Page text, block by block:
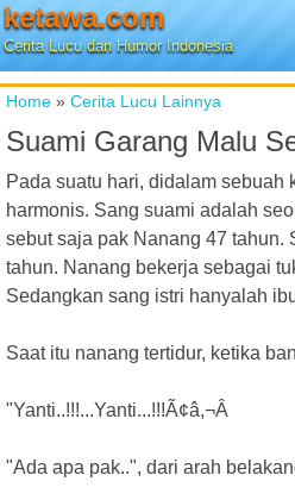
ketawa.com
Cerita Lucu dan Humor Indonesia
Home » Cerita Lucu Lainnya
Suami Garang Malu
Pada suatu hari, didalam sebuah
harmonis. Sang suami adalah
sebut saja pak Nanang 47 tahun.
tahun. Nanang bekerja sebagai
Sedangkan sang istri hanyalah
Saat itu nanang tertidur, ketika
"Yanti..!!!...Yanti...!!!Ã¢â,¬Â
"Ada apa pak..", dari arah